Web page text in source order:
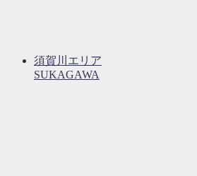
須賀川エリア
SUKAGAWA